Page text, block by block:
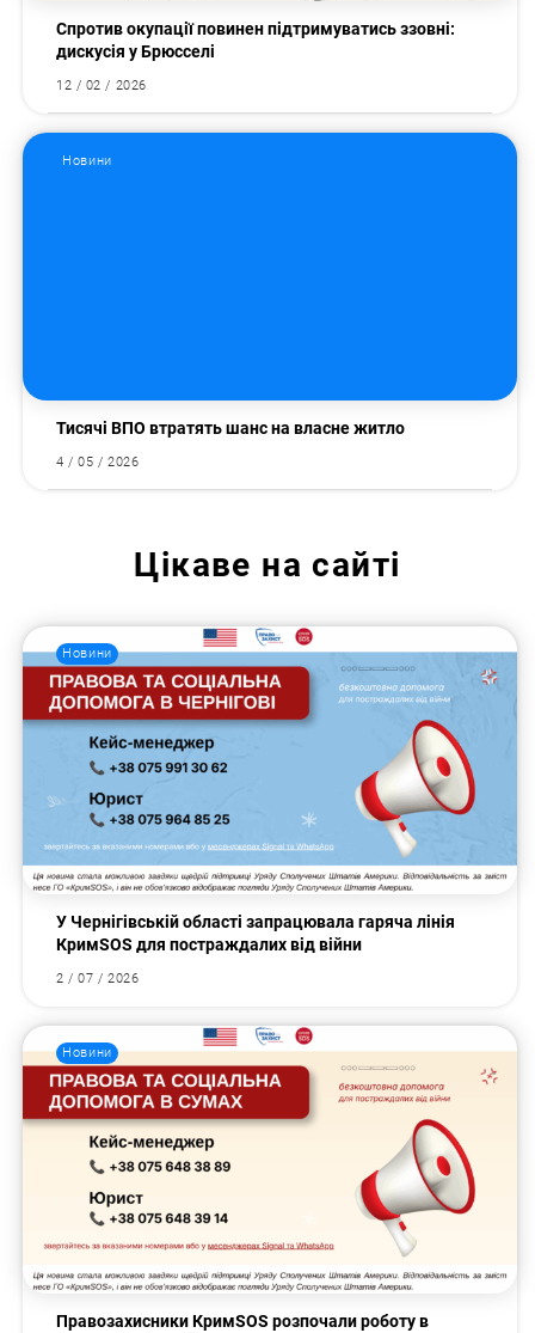
Спротив окупації повинен підтримуватись ззовні:
дискусія у Брюсселі
12 / 02 / 2026
Новини
Тисячі ВПО втратять шанс на власне житло
4 / 05 / 2026
Цікаве на сайті
Новини
У Чернігівській області запрацювала гаряча лінія
КримSOS для постраждалих від війни
2 / 07 / 2026
Новини
Правозахисники КримSOS розпочали роботу в